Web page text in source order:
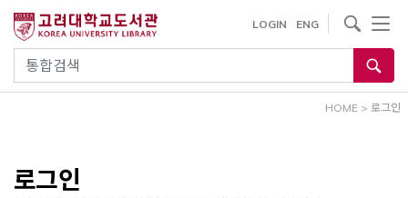
건
통합검색
LOGIN ENG
사이트내 검색
HOME > 로그인
로그인